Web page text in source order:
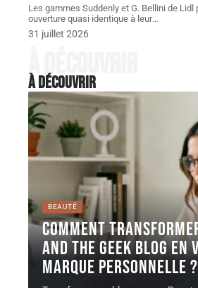
Les gammes Suddenly et G. Bellini de
ouverture quasi identique à leur…
31 juillet 2026
À découvrir
À découvrir
BEAUTÉ
Comment
and the Geek Blog
marque personnelle ?
Transformer un blog comme